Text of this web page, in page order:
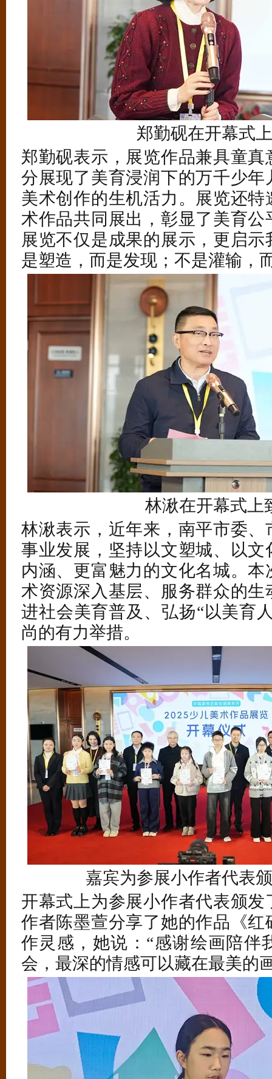
郑勤砚在开幕式
郑勤砚表示，展览作品兼具童
分展现了美育浸润下的万千少
美术创作的生机活力。展览还特
术作品共同展出，彰显了美育
展览不仅是成果的展示，更启
是塑造，而是发现；不是灌输，
林湫在开幕式上
林湫表示，近年来，南平市委
事业发展，坚持以文塑城、以
内涵、更富魅力的文化名城。
术资源深入基层、服务群众的
进社会美育普及、弘扬“以美育
尚的有力举措。
嘉宾为参展小作者代表
开幕式上为参展小作者代表颁
作者陈墨萱分享了她的作品《
作灵感，她说：“感谢绘画陪伴
会，最深的情感可以藏在最美的